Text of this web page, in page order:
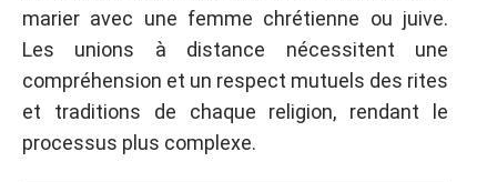
marier avec une femme chrétienne ou juive.
Les unions à distance nécessitent une
compréhension et un respect mutuels des rites
et traditions de chaque religion, rendant le
processus plus complexe.